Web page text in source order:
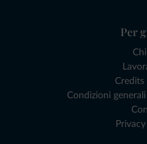
Per
Condizioni